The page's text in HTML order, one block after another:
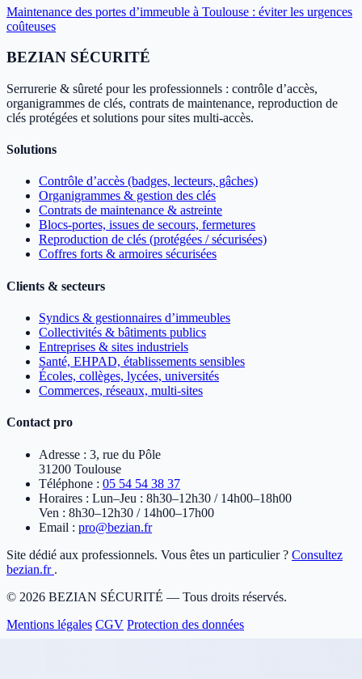
Maintenance des portes d’immeuble à Toulouse : éviter les urgences
coûteuses
BEZIAN SÉCURITÉ
Serrurerie & sûreté pour les professionnels : contrôle d’accès,
organigrammes de clés, contrats de maintenance, reproduction de
clés protégées et solutions pour sites multi-accès.
Solutions
Contrôle d’accès (badges, lecteurs, gâches)
Organigrammes & gestion des clés
Contrats de maintenance & astreinte
Blocs-portes, issues de secours, fermetures
Reproduction de clés (protégées / sécurisées)
Coffres forts & armoires sécurisées
Clients & secteurs
Syndics & gestionnaires d’immeubles
Collectivités & bâtiments publics
Entreprises & sites industriels
Santé, EHPAD, établissements sensibles
Écoles, collèges, lycées, universités
Commerces, réseaux, multi-sites
Contact pro
Adresse : 3, rue du Pôle
31200 Toulouse
Téléphone : 05 54 54 38 37
Horaires : Lun–Jeu : 8h30–12h30 / 14h00–18h00
Ven : 8h30–12h30 / 14h00–17h00
Email : pro@bezian.fr
Site dédié aux professionnels. Vous êtes un particulier ? Consultez
bezian.fr .
© 2026 BEZIAN SÉCURITÉ — Tous droits réservés.
Mentions légales CGV Protection des données